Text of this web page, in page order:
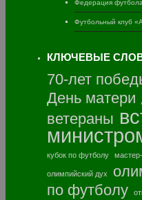
Федерация
Футбольный клуб
КЛЮЧЕВЫЕ
70-лет
День матери
ветераны
кубок по футболу
олимпийский дух
по футболу